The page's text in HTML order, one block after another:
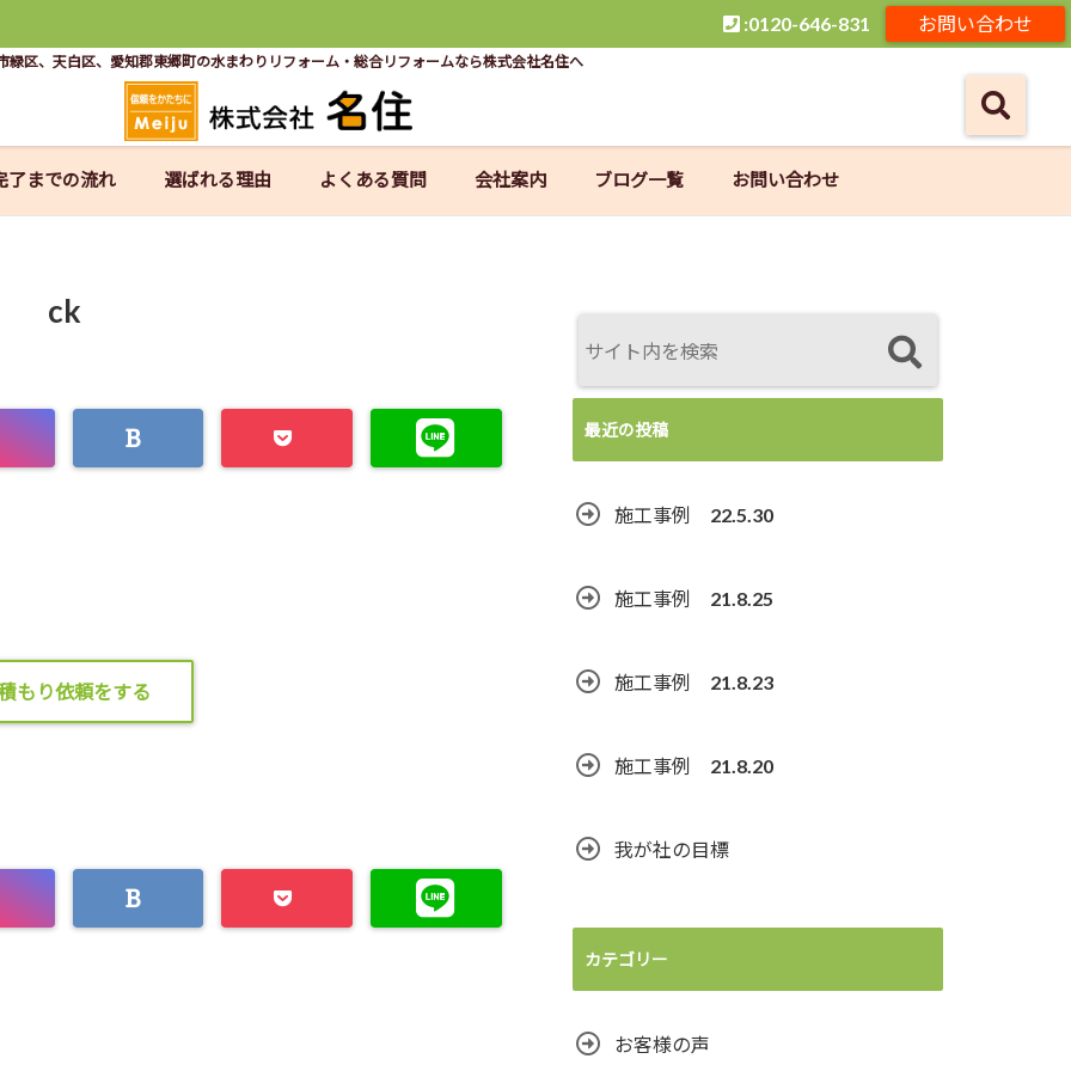
お問い合わせ
:0120-646-831
緑区、天白区、愛知郡東郷町の水まわりリフォーム・総合リフォームなら株式会社名住へ
了までの流れ 選ばれる理由 よくある質問 会社案内 ブログ一覧 お問い合わせ
ck
もり依頼をする
最近の投稿
施工事例 22.5.30
施工事例 21.8.25
施工事例 21.8.23
施工事例 21.8.20
我が社の目標
カテゴリー
お客様の声